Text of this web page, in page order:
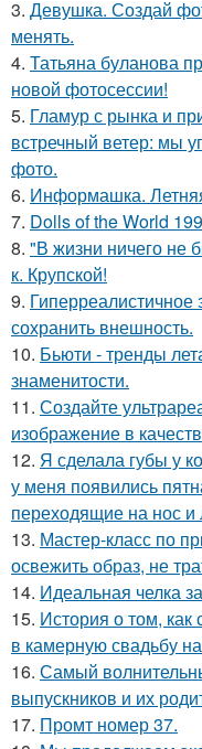
Стрижка на
Стрижки с
Стрижки для
волосы
Асимметричные
стрижки
3. Девушка. Создай
менять.
4. Татьяна буланова
новой фотосессии!
5. Гламур с рынка и
встречный ветер: мы
фото.
6. Информашка.
7. Dolls of the World
8. "В жизни ничего не
к. Крупской!
9. Гиперреалистичное
сохранить внешность.
10. Бьюти - тренды
знаменитости.
11. Создайте
изображение в
12. Я сделала губы у
у меня появились
переходящие на нос и
13. Мастер-класс по
освежить образ, не
14. Идеальная челка
15. История о том,
в камерную свадьбу
16. Самый
выпускников и их
17. Промт номер 37.